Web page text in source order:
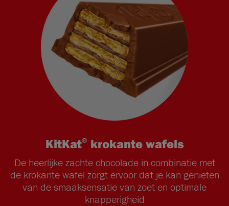
KitKat®krokante wafels
De heerlijke zachte chocolade in combinatie met
de krokante wafel zorgt ervoor dat je kan genieten
van de smaaksensatie van zoet en optimale
knapperigheid